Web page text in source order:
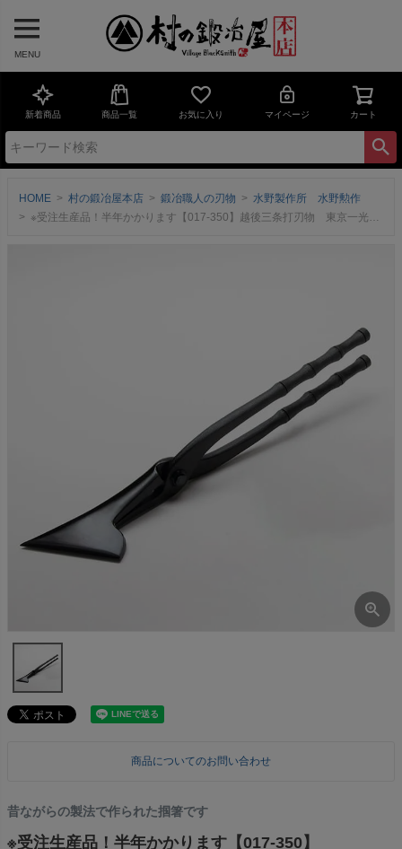
MENU
新着商品 商品一覧 お気に入り マイページ カート
HOME 村の鍛冶屋本店 鍛冶職人の刃物
水野製作所 水野勲作
※受注生産品！半年かかります【017-350】越後三条打刃物 東京一光 掴箸八千代折M黒染 竹シリーズ ＜三条市製｜水野製作所＞握りやすさと高い意匠性を両立する竹シリーズ【頑張って送料無料！】
商品についてのお問い合わせ
昔ながらの製法で作られた掴箸です
※受注生産品！半年かかります【017-350】